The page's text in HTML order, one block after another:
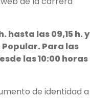
hasta las 09,15 h. y
Para las
las 10:00 horas
de identidad a